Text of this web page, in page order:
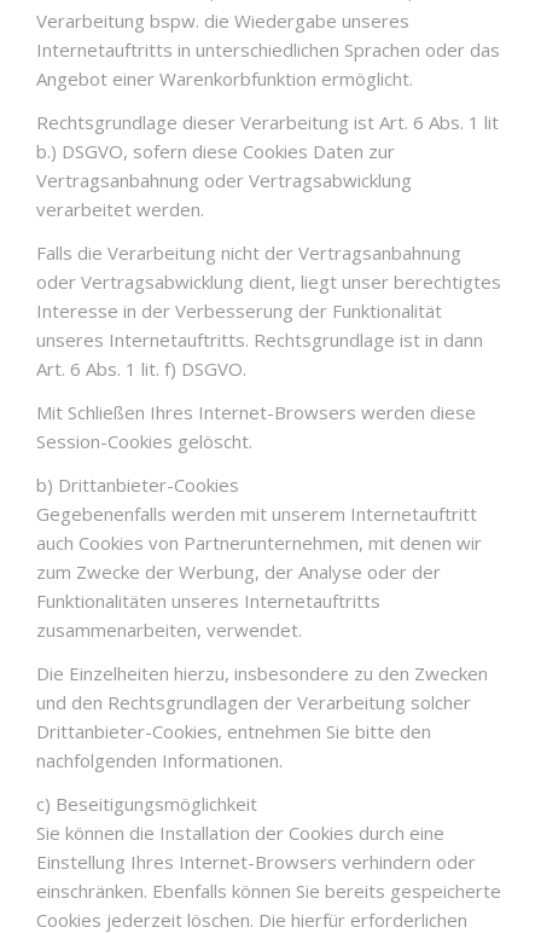
Verarbeitung bspw. die Wiedergabe unseres
Internetauftritts in unterschiedlichen Sprachen oder das
Angebot einer Warenkorbfunktion ermöglicht.
Rechtsgrundlage dieser Verarbeitung ist Art. 6 Abs. 1 lit
b.) DSGVO, sofern diese Cookies Daten zur
Vertragsanbahnung oder Vertragsabwicklung
verarbeitet werden.
Falls die Verarbeitung nicht der Vertragsanbahnung
oder Vertragsabwicklung dient, liegt unser berechtigtes
Interesse in der Verbesserung der Funktionalität
unseres Internetauftritts. Rechtsgrundlage ist in dann
Art. 6 Abs. 1 lit. f) DSGVO.
Mit Schließen Ihres Internet-Browsers werden diese
Session-Cookies gelöscht.
b) Drittanbieter-Cookies
Gegebenenfalls werden mit unserem Internetauftritt
auch Cookies von Partnerunternehmen, mit denen wir
zum Zwecke der Werbung, der Analyse oder der
Funktionalitäten unseres Internetauftritts
zusammenarbeiten, verwendet.
Die Einzelheiten hierzu, insbesondere zu den Zwecken
und den Rechtsgrundlagen der Verarbeitung solcher
Drittanbieter-Cookies, entnehmen Sie bitte den
nachfolgenden Informationen.
c) Beseitigungsmöglichkeit
Sie können die Installation der Cookies durch eine
Einstellung Ihres Internet-Browsers verhindern oder
einschränken. Ebenfalls können Sie bereits gespeicherte
Cookies jederzeit löschen. Die hierfür erforderlichen